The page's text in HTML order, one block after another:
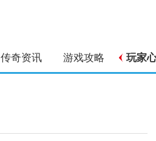
传奇资讯 游戏攻略 玩家